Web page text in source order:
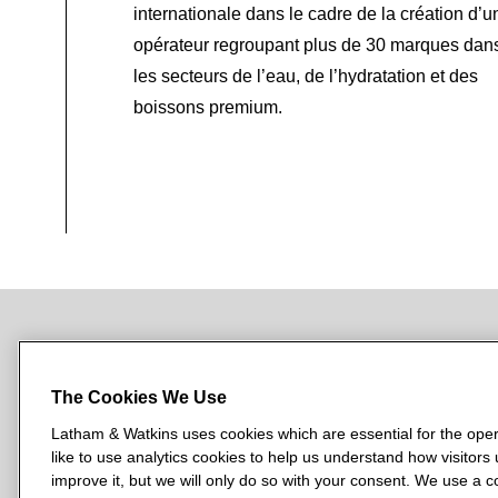
Astorg Philanthropy Investments
General Catalyst dans le cadre de
(1,7 milliard d'euros) de Mistral AI
internationale dans le cadre de la création
opérateur regroupant plus de 30 marques
les secteurs de l’eau, de l’hydratation et des
boissons premium.
L
L
L
L
The Cookies We Use
Latham & Watkins uses cookies which are essential for the
like to use analytics cookies to help us understand how
improve it, but we will only do so with your consent. We use a